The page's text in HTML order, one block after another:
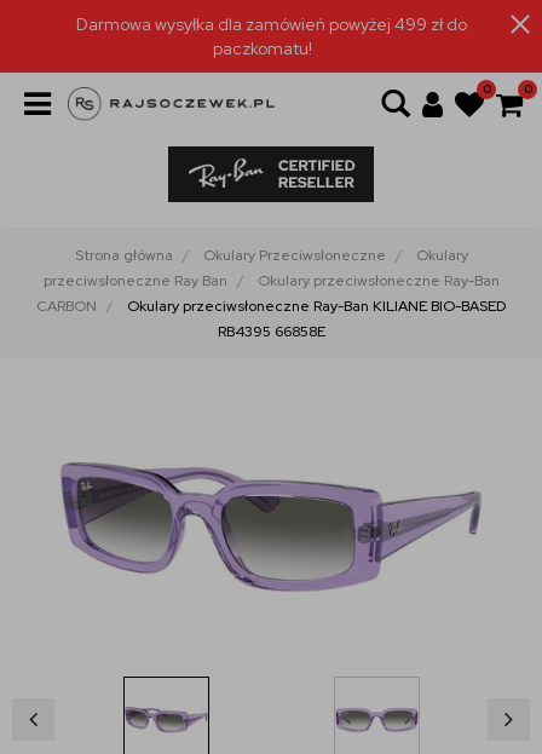
Darmowa wysyłka dla zamówień powyżej 499 zł do
paczkomatu!
0 0
Strona główna Okulary Przeciwsłoneczne
Okulary
przeciwsłoneczne Ray Ban
Okulary przeciwsłoneczne Ray-Ban
CARBON
Okulary przeciwsłoneczne Ray-Ban KILIANE BIO-BASED
RB4395 66858E